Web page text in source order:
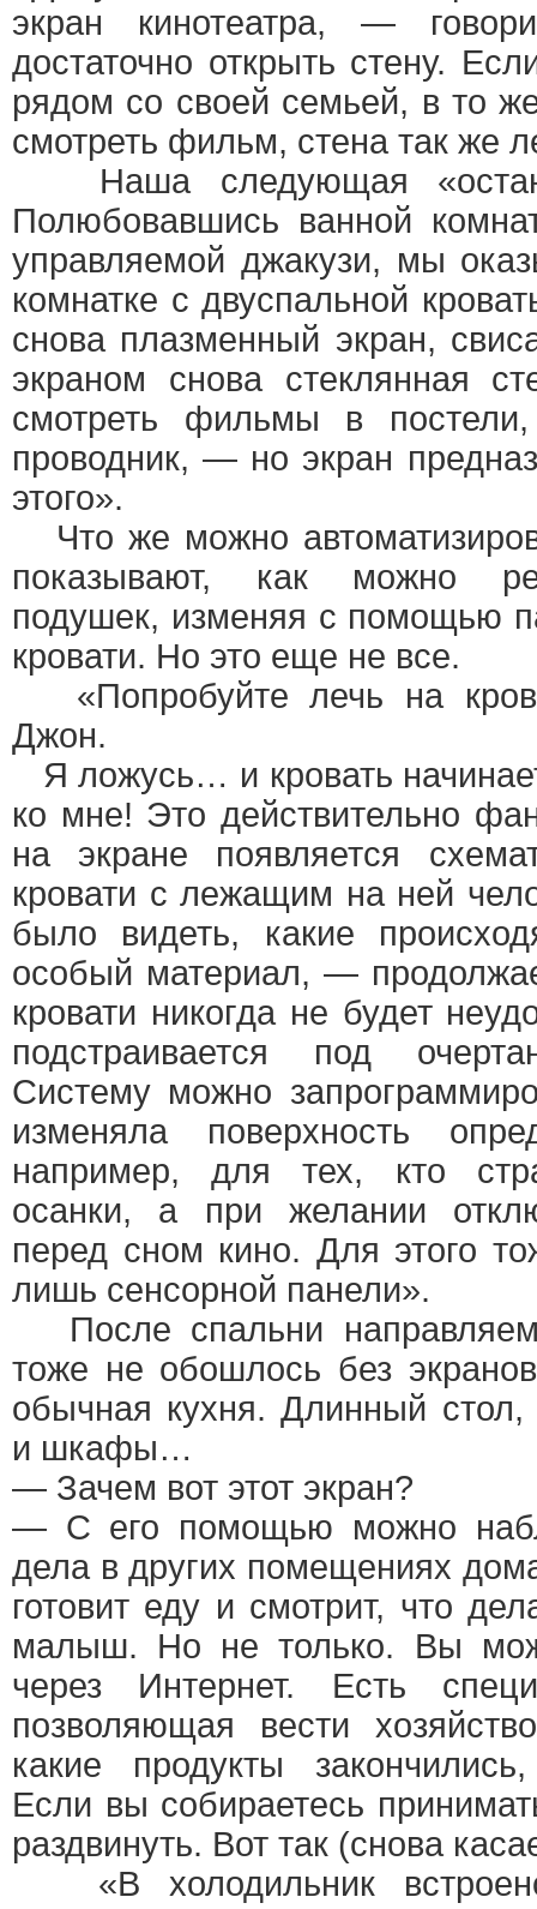
экран кинотеатра, —
достаточно открыть стену.
рядом со своей семьей, в то
смотреть фильм, стена так же
Наша следующая
Полюбовавшись ванной
управляемой джакузи, мы
комнатке с двуспальной
снова плазменный экран,
экраном снова стеклянная
смотреть фильмы в
проводник, — но экран
этого».
Что же можно
показывают, как можно
подушек, изменяя с помощью
кровати. Но это еще не все.
«Попробуйте лечь на
Джон.
Я ложусь… и кровать
ко мне! Это действительно
на экране появляется
кровати с лежащим на ней
было видеть, какие
особый материал, —
кровати никогда не будет
подстраивается под
Систему можно
изменяла поверхность
например, для тех, кто
осанки, а при желании
перед сном кино. Для этого
лишь сенсорной панели».
После спальни
тоже не обошлось без
обычная кухня. Длинный стол,
и шкафы…
— Зачем вот этот экран?
— С его помощью можно
дела в других помещениях
готовит еду и смотрит, что
малыш. Но не только. Вы
через Интернет. Есть
позволяющая вести
какие продукты
Если вы собираетесь
раздвинуть. Вот так (снова
«В холодильник